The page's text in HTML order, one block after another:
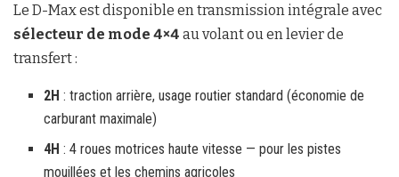
Le D-Max est disponible en transmission intégrale avec
sélecteur de mode 4×4 au volant ou en levier de
transfert :
2H : traction arrière, usage routier standard (économie de
carburant maximale)
4H : 4 roues motrices haute vitesse — pour les pistes
mouillées et les chemins agricoles